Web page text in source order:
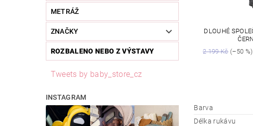
METRÁŽ
ZNAČKY
ROZBALENO NEBO Z VÝSTAVY
Tweets by baby_store_cz
INSTAGRAM
DLOUHÉ
2 199 Kč(–50 %)
Barva
Délka rukávu